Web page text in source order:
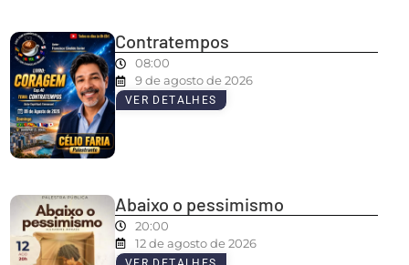
Contratempos
08:00
9 de agosto de 2026
VER DETALHES
Abaixo o pessimismo
20:00
12 de agosto de 2026